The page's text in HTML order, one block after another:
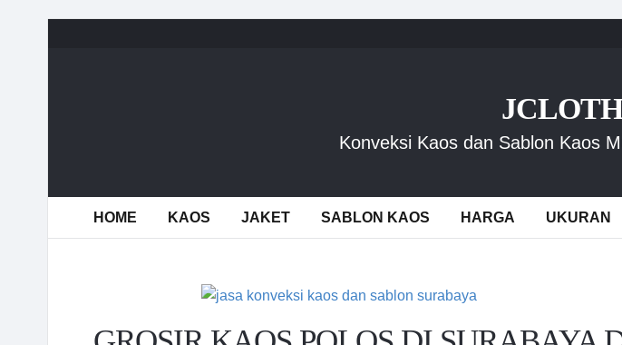
Konveksi Kaos dan Sablon Kaos
HOME KAOS JAKET SABLON KAOS HARGA UKURAN